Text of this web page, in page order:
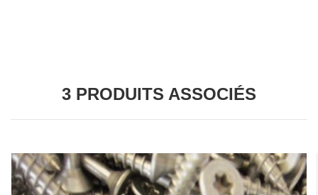
3 PRODUITS ASSOCIÉS